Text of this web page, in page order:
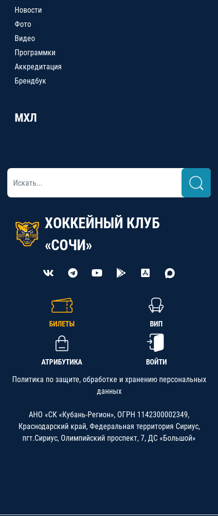
Новости
Фото
Видео
Программки
Аккредитация
Брендбук
МХЛ
ХОККЕЙНЫЙ КЛУБ
«СОЧИ»
БИЛЕТЫ ВИП
АТРИБУТИКА ВОЙТИ
Политика по защите, обработке и хранению персональных
данных
АНО «СК «Кубань-Регион», ОГРН 1142300002349,
Краснодарский край, Федеральная территория Сириус,
пгт.Сириус, Олимпийский проспект, 7, ДС «Большой»